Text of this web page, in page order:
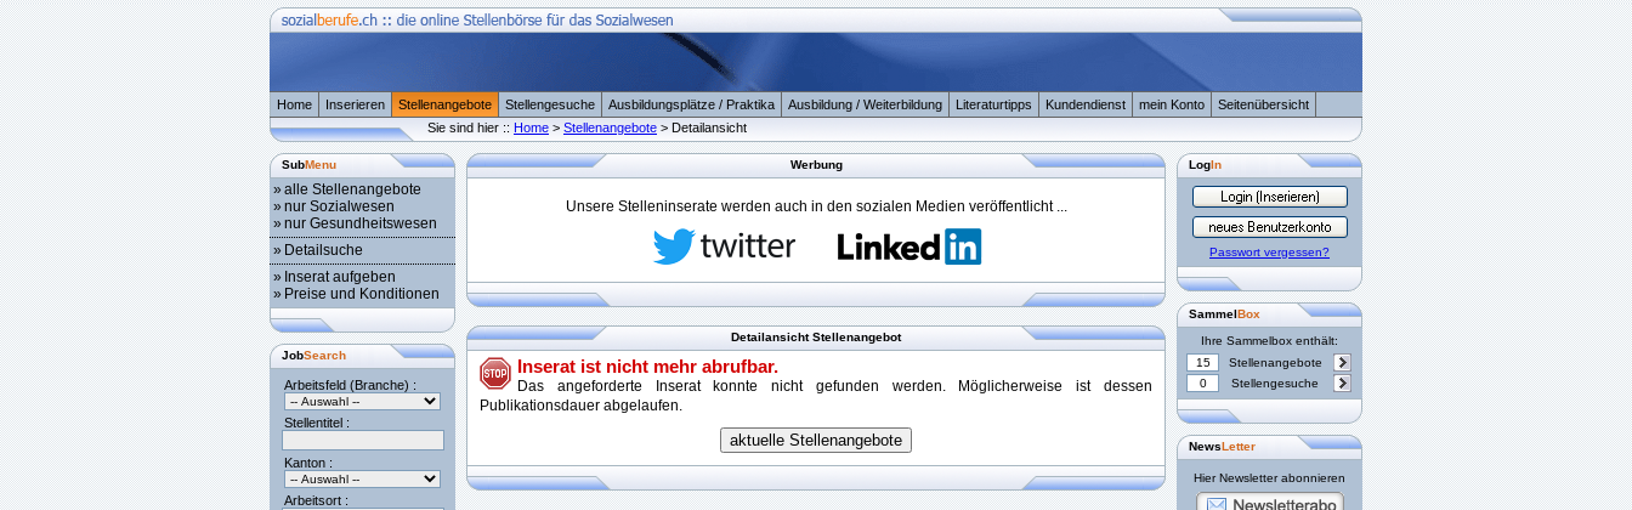
Home Inserieren Stellenangebote Stellengesuche Ausbildungsplätze / Praktika Ausbildung / Weiterbildung Literaturtipps Kundendienst mein Konto
Seitenübersicht
Sie sind hier :: Home > Stellenangebote > Detailansicht
SubMenu
»alle Stellenangebote
»nur Sozialwesen
»nur Gesundheitswesen
» Detailsuche
» Inserat aufgeben
» Preise und Konditionen
JobSearch
Arbeitsfeld (Branche) :
Stellentitel :
Kanton :
Arbeitsort :
Werbung
Unsere Stelleninserate werden auch in den sozialen Medien veröffentlicht ...
Detailansicht Stellenangebot
Inserat ist nicht mehr abrufbar.
Das angeforderte Inserat konnte nicht gefunden werden. Möglicherweise ist dessen
Publikationsdauer abgelaufen.
LogIn
Passwort vergessen?
SammelBox
Ihre Sammelbox enthält:
15
Stellenangebote
0
Stellengesuche
NewsLetter
Hier Newsletter abonnieren